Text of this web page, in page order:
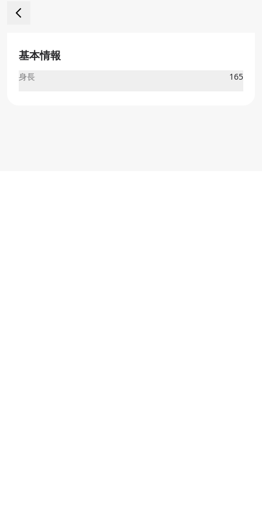
基本情報
身長 165